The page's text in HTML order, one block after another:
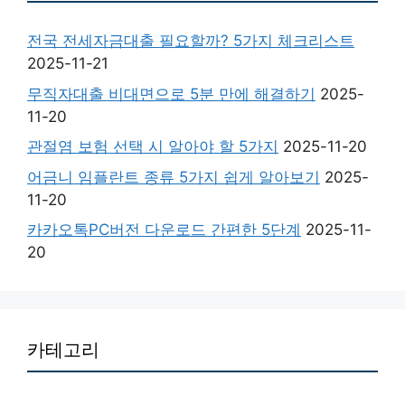
전국 전세자금대출 필요할까? 5가지 체크리스트
2025-11-21
무직자대출 비대면으로 5분 만에 해결하기 2025-
11-20
관절염 보험 선택 시 알아야 할 5가지 2025-11-20
어금니 임플란트 종류 5가지 쉽게 알아보기 2025-
11-20
카카오톡PC버전 다운로드 간편한 5단계 2025-11-
20
카테고리